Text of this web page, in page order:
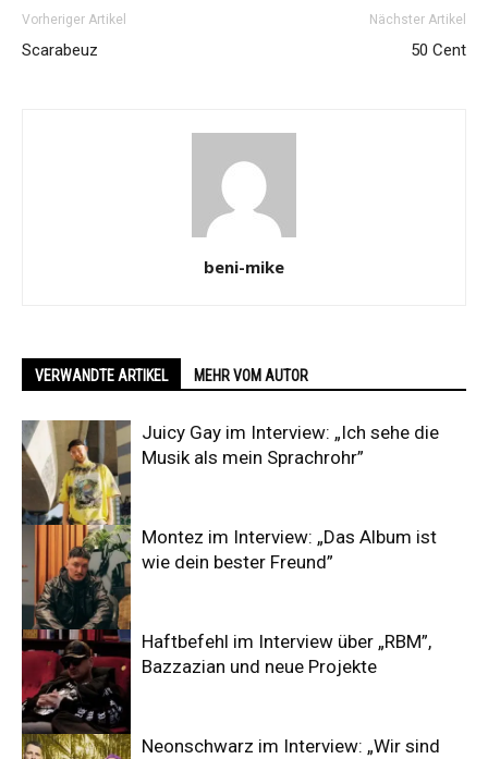
Vorheriger Artikel
Scarabeuz
Nächster Artikel
50 Cent
beni-mike
VERWANDTE ARTIKEL MEHR VOM AUTOR
Juicy Gay im Interview: „Ich sehe die
Musik als mein Sprachrohr”
Montez im Interview: „Das Album ist
wie dein bester Freund”
Haftbefehl im Interview über „RBM”,
Bazzazian und neue Projekte
Neonschwarz im Interview: „Wir sind